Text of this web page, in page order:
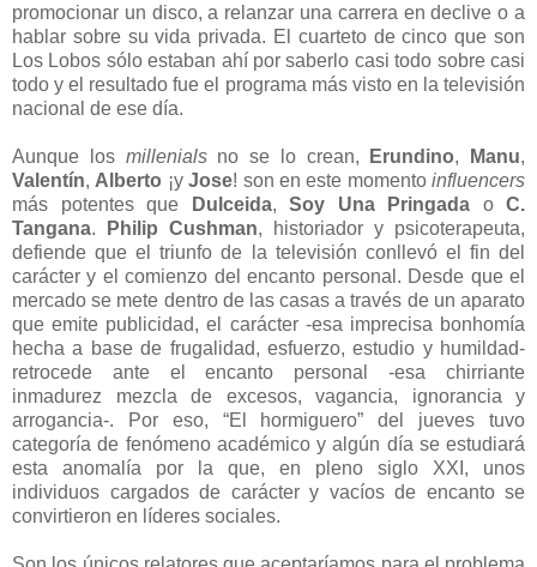
promocionar un disco, a relanzar una carrera en declive o a
hablar sobre su vida privada. El cuarteto de cinco que son
Los Lobos sólo estaban ahí por saberlo casi todo sobre casi
todo y el resultado fue el programa más visto en la televisión
nacional de ese día.
Aunque los millenialsno se lo crean, Erundino, Manu,
Valentín, Alberto ¡yJose! son en este momento influencers
más potentes que
Dulceida, Soy Una Pringada o C.
Tangana. Philip Cushman, historiador y psicoterapeuta,
defiende que el triunfo de la televisión conllevó el fin del
carácter y el comienzo del encanto personal. Desde que el
mercado se mete dentro de las casas a través de un aparato
que emite publicidad, el carácter -esa imprecisa bonhomía
hecha a base de frugalidad, esfuerzo, estudio y humildad-
retrocede ante el encanto personal -esa chirriante
inmadurez mezcla de excesos, vagancia, ignorancia y
arrogancia-. Por eso, “El hormiguero” del jueves tuvo
categoría de fenómeno académico y algún día se estudiará
esta anomalía por la que, en pleno siglo XXI, unos
individuos cargados de carácter y vacíos de encanto se
convirtieron en líderes sociales.